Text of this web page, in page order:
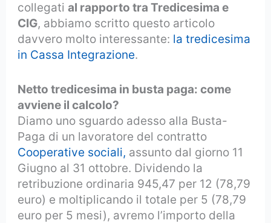
collegatial rapporto tra Tredicesima e
CIG, abbiamo scritto questo articolo
davvero molto interessante: la tredicesima
in Cassa Integrazione.
Netto tredicesima in busta paga: come
avviene il calcolo?
Diamo uno sguardo adesso alla Busta-
Paga di un lavoratore del contratto
Cooperative sociali, assunto dal giorno 11
Giugno al 31 ottobre. Dividendo la
retribuzione ordinaria 945,47 per 12 (78,79
euro) e moltiplicando il totale per 5 (78,79
euro per 5 mesi), avremo l’importo della